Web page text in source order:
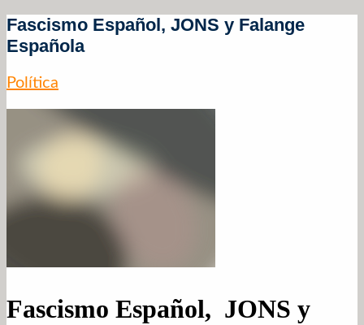
Fascismo Español, JONS y Falange
Española
Política
Fascismo Español, JONS y